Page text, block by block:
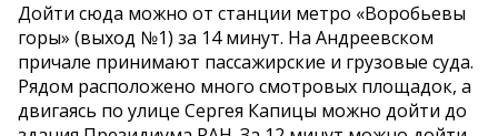
Дойти сюда можно от станции метро «Воробьевы
горы» (выход №1) за 14 минут. На Андреевском
причале принимают пассажирские и грузовые суда.
Рядом расположено много смотровых площадок, а
двигаясь по улице Сергея Капицы можно дойти до